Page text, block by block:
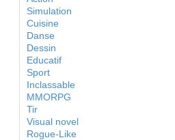
Simulation
Cuisine
Danse
Dessin
Educatif
Sport
Inclassable
MMORPG
Tir
Visual novel
Rogue-Like